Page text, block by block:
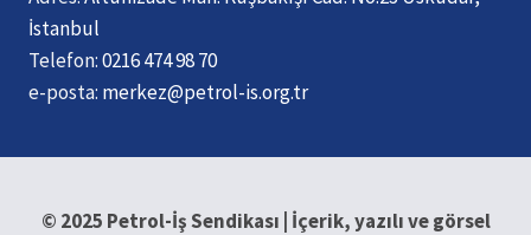
İstanbul
Telefon:0216 474 98 70
e-posta: merkez@petrol-is.org.tr
© 2025 Petrol-İş Sendikası | İçerik, yazılı ve görsel